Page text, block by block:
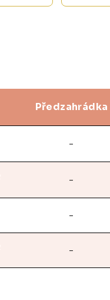
Předzahrádka
-
-
-
-